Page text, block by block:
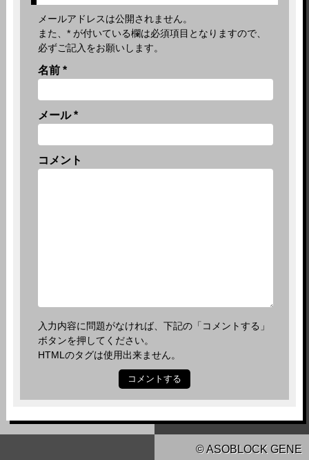
メールアドレスは公開されません。
また、 *が付いている欄は必須項目となりますので、
必ずご記入をお願いします。
名前 *
メール*
コメント
入力内容に問題がなければ、下記の「コメントする」
ボタンを押してください。
HTMLのタグは使用出来ません。
© ASOBLOCK GENE